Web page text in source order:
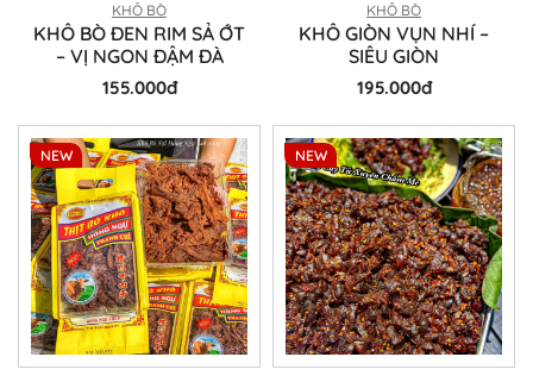
KHÔ BÒ
KHÔ BÒ ĐEN RIM SẢ ỚT
– VỊ NGON ĐẬM ĐÀ
155.000đ
KHÔ BÒ
KHÔ GIÒN VỤN NHÍ –
SIÊU GIÒN
195.000đ
NEW NEW